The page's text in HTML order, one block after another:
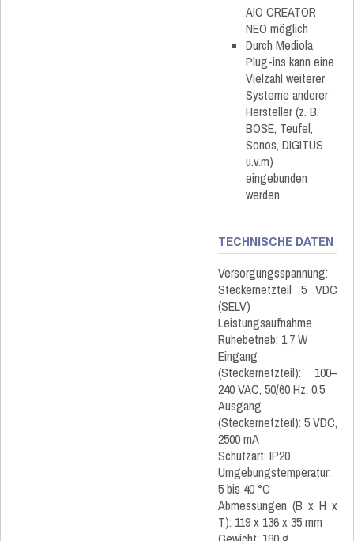
AIO CREATOR
NEO möglich
Durch Mediola
Plug-ins kann eine
Vielzahl weiterer
Systeme anderer
Hersteller (z. B.
BOSE, Teufel,
Sonos, DIGITUS
u.v.m)
eingebunden
werden
TECHNISCHE DATEN
Versorgungsspannung:
Steckernetzteil 5 VDC
(SELV)
Leistungsaufnahme
Ruhebetrieb: 1,7 W
Eingang
(Steckernetzteil): 100–
240 VAC, 50/60 Hz, 0,5
Ausgang
(Steckernetzteil): 5 VDC,
2500 mA
Schutzart: IP20
Umgebungstemperatur:
5 bis 40 °C
Abmessungen (B x H x
T): 119 x 136 x 35 mm